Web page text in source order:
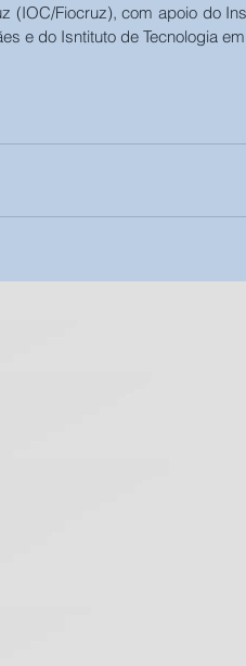
(IOC/Fiocruz), com apoio do
e do Isntituto de Tecnologia